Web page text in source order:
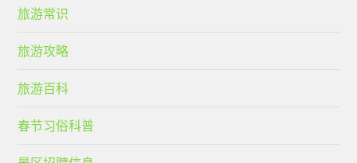
旅游常识
旅游攻略
旅游百科
春节习俗科普